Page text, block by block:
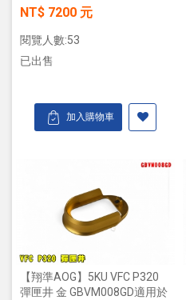
NT$ 7200 元
閱覽人數:53
已出售
加入購物車
【翔準AOG】5KU VFC P320
彈匣井 金 GBVM008GD適用於